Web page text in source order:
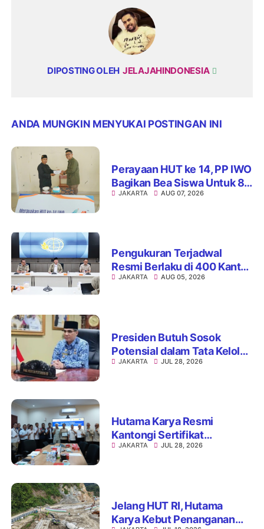
DIPOSTING OLEH JELAJAHINDONESIA
ANDA MUNGKIN MENYUKAI POSTINGAN INI
Perayaan HUT ke 14, PP IWO
Bagikan Bea Siswa Untuk 8
Siswa SD Muhammadiyah
JAKARTA AUG 07, 2026
Pengukuran Terjadwal
Resmi Berlaku di 400 Kantor
Pertanahan, ATR/BPN Jamin
JAKARTA AUG 05, 2026
Presiden Butuh Sosok
Potensial dalam Tata Kelola
Perdagangan Tanah Air,
JAKARTA JUL 28, 2026
Hutama Karya Resmi
Kantongi Sertifikat
Persetujuan Laik Fungsi
JAKARTA JUL 28, 2026
Jelang HUT RI, Hutama
Karya Kebut Penanganan